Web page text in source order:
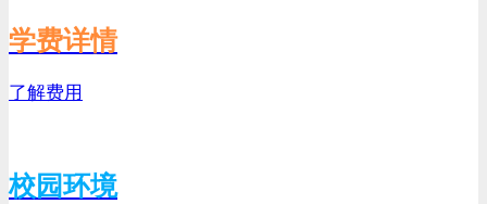
学费详情
了解费用
校园环境